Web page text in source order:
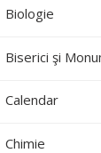
Biologie
Biserici şi
Calendar
Chimie